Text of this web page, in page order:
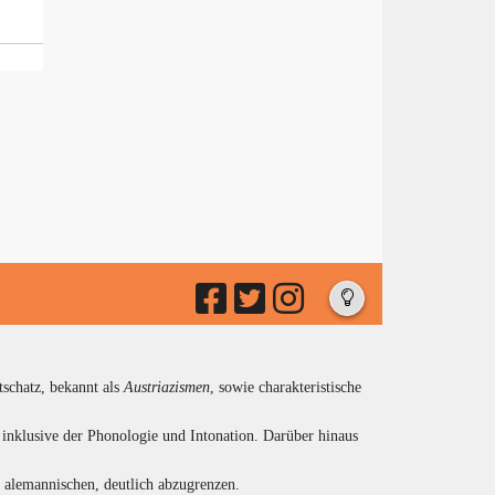
bekannt als Austriazismen , sowie charakteristische
der Phonologie und Intonation. Darüber hinaus
deutlich abzugrenzen.